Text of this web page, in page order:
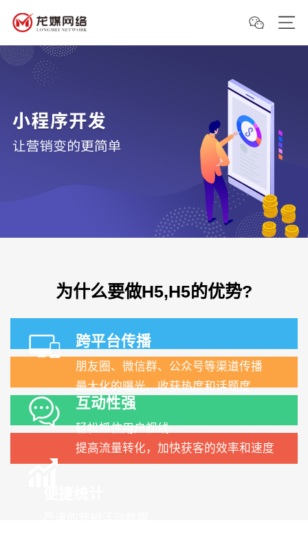
为什么要做H5,H5的优势?
跨平台传播
朋友圈、微信群、公众号等渠道传播
最大化的曝光、收获热度和话题度
互动性强
轻松抓住用户视线
提高流量转化，加快获客的效率和速度